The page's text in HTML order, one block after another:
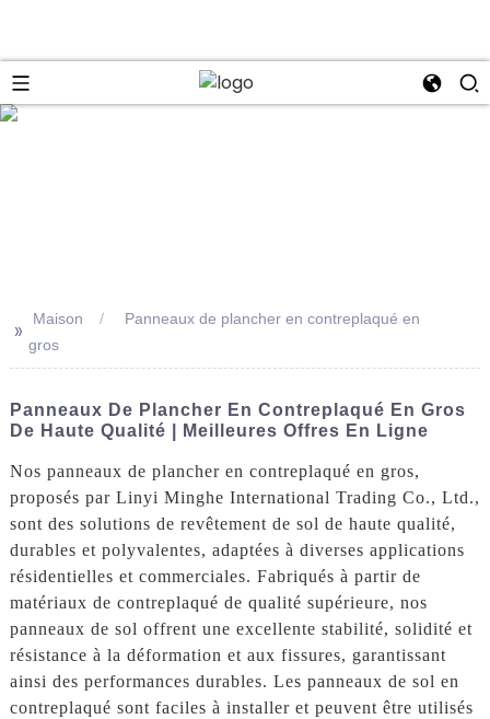
>> Maison
Panneaux de plancher en contreplaqué en
gros
Panneaux De Plancher En Contreplaqué En Gros
De Haute Qualité | Meilleures Offres En Ligne
Nos panneaux de plancher en contreplaqué en gros,
proposés par Linyi Minghe International Trading Co., Ltd.,
sont des solutions de revêtement de sol de haute qualité,
durables et polyvalentes, adaptées à diverses applications
résidentielles et commerciales. Fabriqués à partir de
matériaux de contreplaqué de qualité supérieure, nos
panneaux de sol offrent une excellente stabilité, solidité et
résistance à la déformation et aux fissures, garantissant
ainsi des performances durables. Les panneaux de sol en
contreplaqué sont faciles à installer et peuvent être utilisés